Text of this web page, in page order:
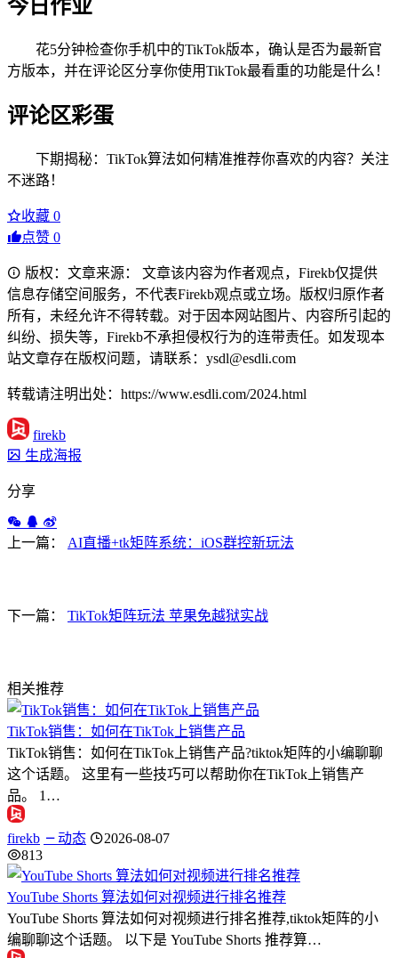
今日作业
花5分钟检查你手机中的TikTok版本，确认是否为最新官
方版本，并在评论区分享你使用TikTok最看重的功能是什么！
评论区彩蛋
下期揭秘：TikTok算法如何精准推荐你喜欢的内容？关注
不迷路！
收藏 0
点赞 0
版权：文章来源： 文章该内容为作者观点，Firekb仅提供
信息存储空间服务，不代表Firekb观点或立场。版权归原作者
所有，未经允许不得转载。对于因本网站图片、内容所引起的
纠纷、损失等，Firekb不承担侵权行为的连带责任。如发现本
站文章存在版权问题，请联系：ysdl@esdli.com
转载请注明出处：https://www.esdli.com/2024.html
firekb
生成海报
分享
上一篇： AI直播+tk矩阵系统：iOS群控新玩法
下一篇： TikTok矩阵玩法 苹果免越狱实战
相关推荐
TikTok销售：如何在TikTok上销售产品
TikTok销售：如何在TikTok上销售产品?tiktok矩阵的小编聊聊
这个话题。 这里有一些技巧可以帮助你在TikTok上销售产
品。 1…
firekb 动态
2026-08-07
813
YouTube Shorts 算法如何对视频进行排名推荐
YouTube Shorts 算法如何对视频进行排名推荐,tiktok矩阵的小
编聊聊这个话题。 以下是 YouTube Shorts 推荐算…